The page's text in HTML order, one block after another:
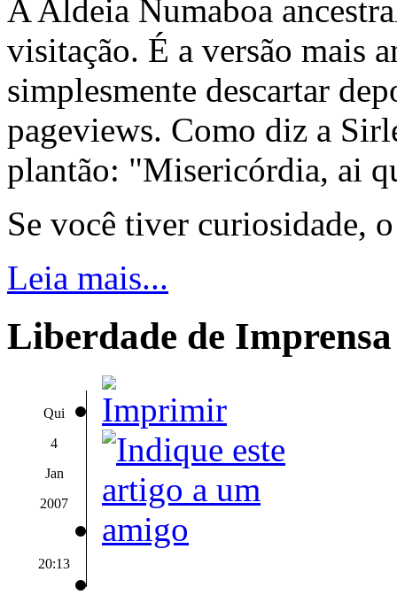
A Aldeia Numaboa
visitação. É a versão mais
simplesmente descartar
pageviews. Como diz a
plantão: "Misericórdia, ai
Se você tiver curiosidade,
Leia mais...
Liberdade de Imprensa
Qui
4
Jan
2007
20:13